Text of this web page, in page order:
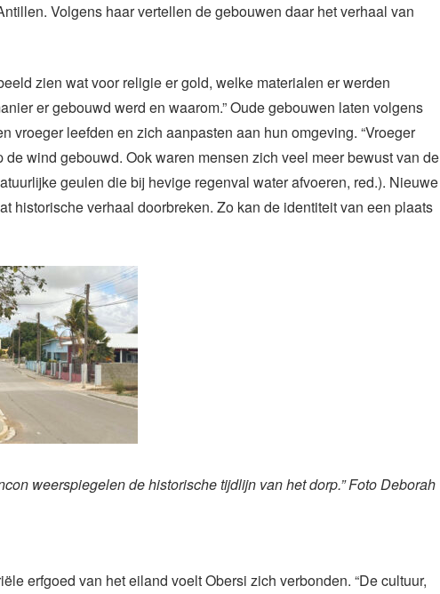
Volgens haar vertellen de gebouwen daar het verhaal van
zien wat voor religie er gold, welke materialen er werden
er gebouwd werd en waarom.” Oude gebouwen laten volgens
vroeger leefden en zich aanpasten aan hun omgeving. “Vroeger
de wind gebouwd. Ook waren mensen zich veel meer bewust van de
geulen die bij hevige regenval water afvoeren, red.). Nieuwe
historische verhaal doorbreken. Zo kan de identiteit van een plaats
weerspiegelen de historische tijdlijn van het dorp.” Foto Deborah
erfgoed van het eiland voelt Obersi zich verbonden. “De cultuur,